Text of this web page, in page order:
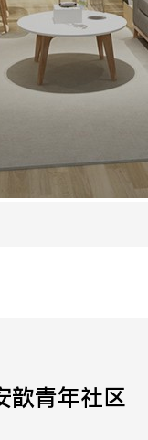
歆青年社区